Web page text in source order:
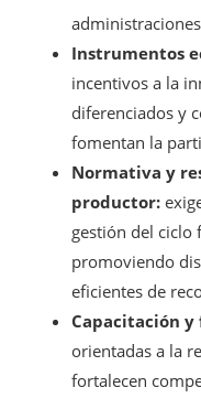
Instrumentos
incentivos a la
diferenciados y
fomentan la
Normativa y
productor:
gestión del ciclo
promoviendo
eficientes de
Capacitación
orientadas a la
fortalecen